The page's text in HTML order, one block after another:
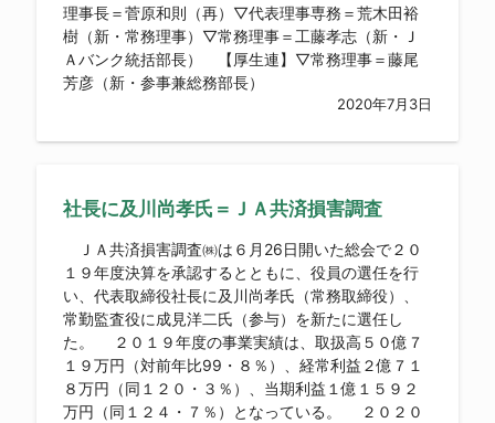
理事長＝菅原和則（再）▽代表理事専務＝荒木田裕
樹（新・常務理事）▽常務理事＝工藤孝志（新・Ｊ
Ａバンク統括部長） 【厚生連】▽常務理事＝藤尾
芳彦（新・参事兼総務部長）
2020年7月3日
社長に及川尚孝氏＝ＪＡ共済損害調査
ＪＡ共済損害調査㈱は６月26日開いた総会で２０
１９年度決算を承認するとともに、役員の選任を行
い、代表取締役社長に及川尚孝氏（常務取締役）、
常勤監査役に成見洋二氏（参与）を新たに選任し
た。 ２０１９年度の事業実績は、取扱高５０億７
１９万円（対前年比99・８％）、経常利益２億７１
８万円（同１２０・３％）、当期利益１億１５９２
万円（同１２４・７％）となっている。 ２０２０